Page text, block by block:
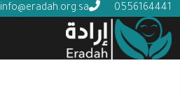
0556164441
info@eradah.org.sa